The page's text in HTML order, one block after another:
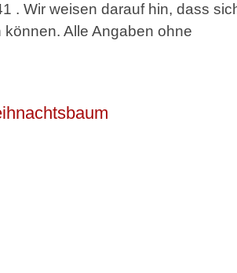
. Wir weisen darauf hin, dass
Alle Angaben ohne